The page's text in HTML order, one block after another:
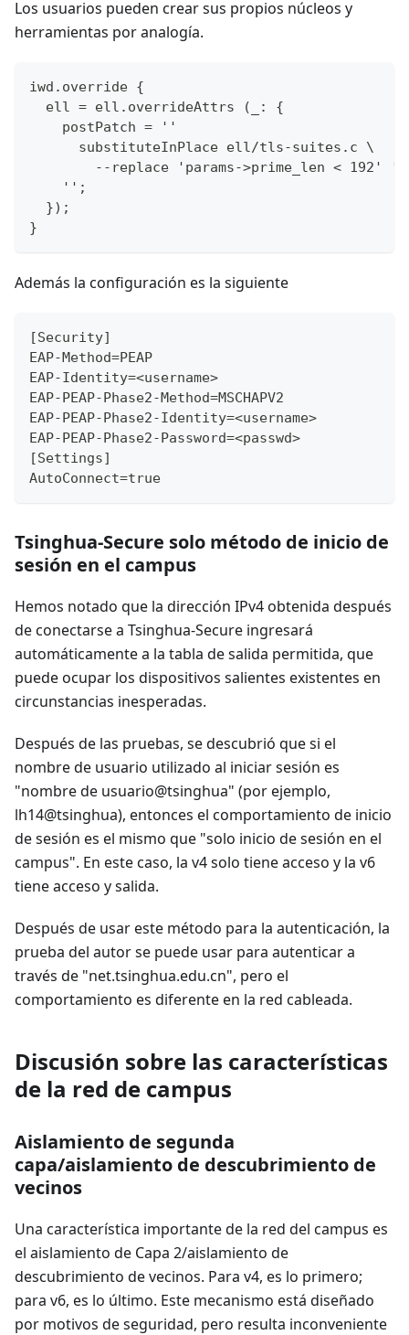
Los usuarios pueden crear sus propios núcleos y
herramientas por analogía.
iwd.override {
  ell = ell.overrideAttrs (_: {
    postPatch = ''
      substituteInPlace ell/tls-suites.c \
--replace 'params->prime_len < 192'
    '';
  });
}
Además la configuración es la siguiente
[Security]
EAP-Method=PEAP
EAP-Identity=<username>
EAP-PEAP-Phase2-Method=MSCHAPV2
EAP-PEAP-Phase2-Identity=<username>
EAP-PEAP-Phase2-Password=<passwd>
[Settings]
AutoConnect=true
Tsinghua-Secure solo método de inicio de
sesión en el campus
Hemos notado que la dirección IPv4 obtenida después
de conectarse a Tsinghua-Secure ingresará
automáticamente a la tabla de salida permitida, que
puede ocupar los dispositivos salientes existentes en
circunstancias inesperadas.
Después de las pruebas, se descubrió que si el
nombre de usuario utilizado al iniciar sesión es
"nombre de usuario@tsinghua" (por ejemplo,
lh14@tsinghua), entonces el comportamiento de inicio
de sesión es el mismo que "solo inicio de sesión en el
campus". En este caso, la v4 solo tiene acceso y la v6
tiene acceso y salida.
Después de usar este método para la autenticación, la
prueba del autor se puede usar para autenticar a
través de "net.tsinghua.edu.cn", pero el
comportamiento es diferente en la red cableada.
Discusión sobre las características
de la red de campus
Aislamiento de segunda
capa/aislamiento de descubrimiento de
vecinos
Una característica importante de la red del campus es
el aislamiento de Capa 2/aislamiento de
descubrimiento de vecinos. Para v4, es lo primero;
para v6, es lo último. Este mecanismo está diseñado
por motivos de seguridad, pero resulta inconveniente